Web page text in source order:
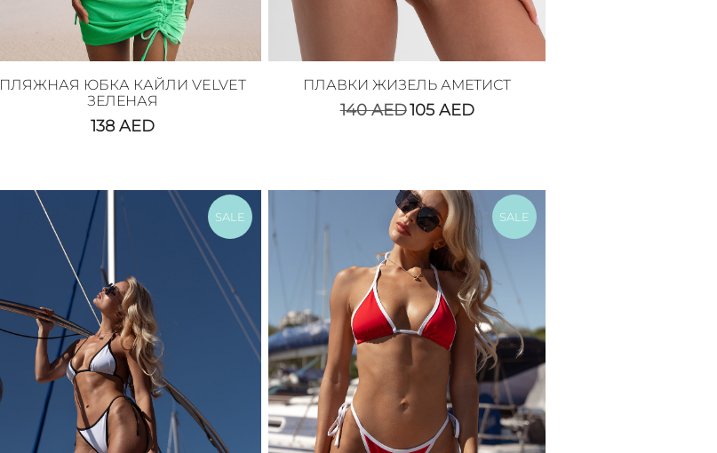
ПЛЯЖНАЯ ЮБКА КАЙЛИ VELVET
ЗЕЛЕНАЯ
138AED
ПЛАВКИ ЖИЗЕЛЬ АМЕТИСТ
140AED105 AED
SALE SALE